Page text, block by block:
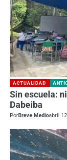
ACTUALIDAD
Sin escuela:
Dabeiba
PorBreve Medioabril